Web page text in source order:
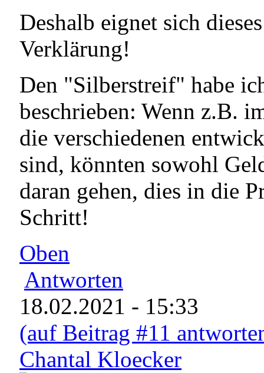
Deshalb eignet sich
Verklärung!
Den "Silberstreif" habe
beschrieben: Wenn z.B.
die verschiedenen
sind, könnten sowohl
daran gehen, dies in die
Schritt!
Oben
Antworten
18.02.2021 - 15:33
(auf Beitrag #11
Chantal Kloecker